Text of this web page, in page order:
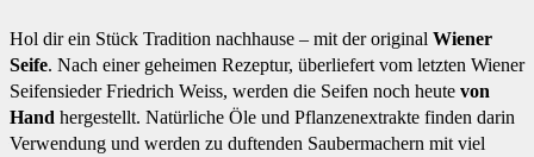
Hol dir ein Stück Tradition nachhause – mit der original Wiener
Seife. Nach einer geheimen Rezeptur, überliefert vom letzten Wiener
Seifensieder Friedrich Weiss, werden die Seifen noch heute von
Hand hergestellt. Natürliche Öle und Pflanzenextrakte finden darin
Verwendung und werden zu duftenden Saubermachern mit viel